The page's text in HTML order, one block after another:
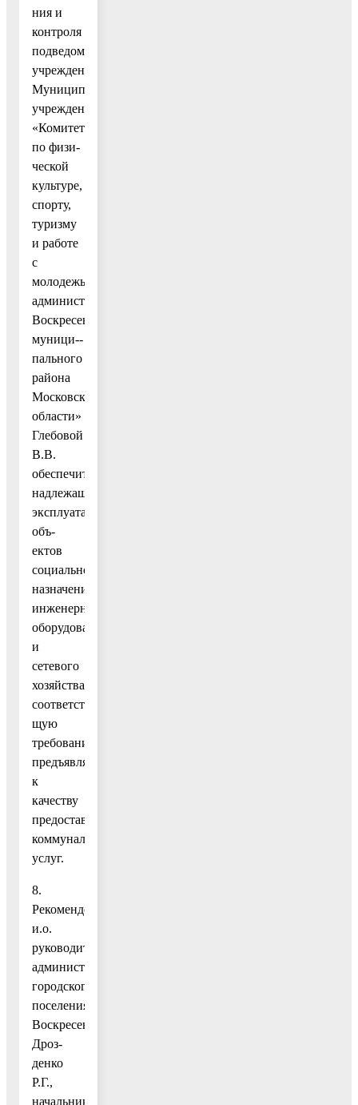
ния и
контроля
подведомственных
учреждений
Муниципального
учреждения
«Комитет
по физи-
ческой
культуре,
спорту,
туризму
и работе
с
молодежью
администрации
Воскресенского
муници--
пального
района
Московской
области»
Глебовой
В.В.
обеспечить
надлежащую
эксплуатацию
объ-
ектов
социального
назначения,
инженерного
оборудования
и
сетевого
хозяйства,
соответствую-
щую
требованиям,
предъявляемым
к
качеству
предоставляемых
коммунальных
услуг.
8.
Рекомендовать
и.о.
руководителя
администрации
городского
поселения
Воскресенск
Дроз-
денко
Р.Г.,
начальнику